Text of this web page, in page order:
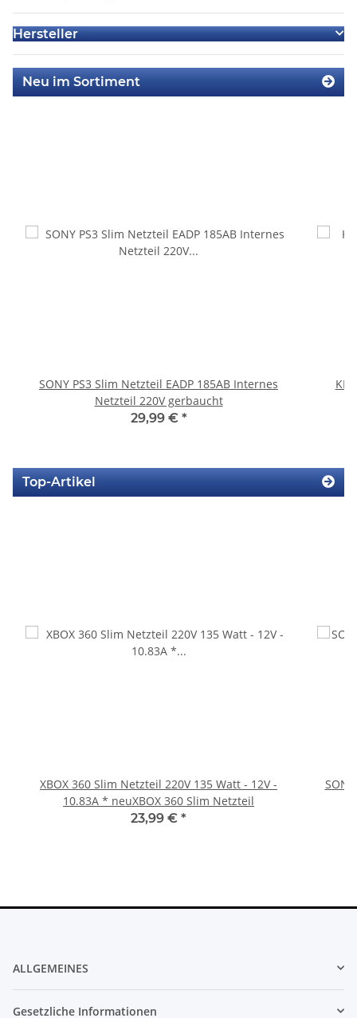
Hersteller
Neu im Sortiment
SONY PS3 Slim Netzteil EADP 185AB Internes
Netzteil 220V gerbaucht
29,99 € *
Top-Artikel
XBOX 360 Slim Netzteil 220V 135 Watt - 12V -
10.83A * neuXBOX 360 Slim Netzteil
23,99 € *
ALLGEMEINES
Gesetzliche Informationen